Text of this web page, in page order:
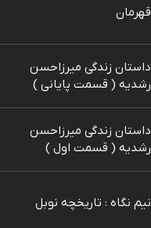
قهرمان
داستان زندگی میرزاحسن
رشدیه ( قسمت پایانی )
داستان زندگی میرزاحسن
رشدیه ( قسمت اول )
نیم نگاه : تاریخچه نوبل